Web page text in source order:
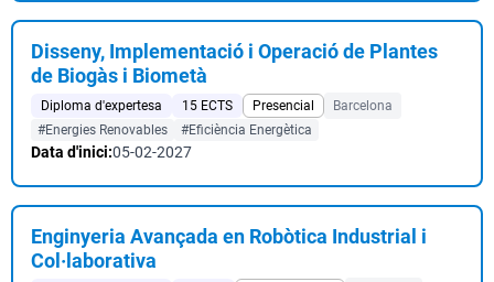
Disseny, Implementació i Operació de Plantes
de Biogàs i Biometà
Diploma d'expertesa 15 ECTS Presencial
Barcelona
#Energies Renovables
#Eficiència Energètica
Data d'inici:05-02-2027
Enginyeria Avançada en Robòtica Industrial i
Col·laborativa